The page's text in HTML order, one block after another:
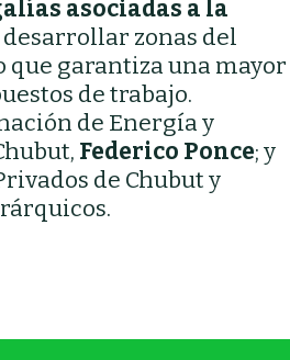
asociadas a la
zonas del
garantiza una mayor
de trabajo.
de Energía y
Federico Ponce; y
de Chubut y